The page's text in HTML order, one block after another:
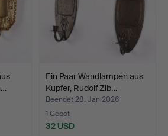
Ein Paar Wandlampen aus
Kupfer, Rudolf Zib…
Beendet 28. Jan 2026
1 Gebot
32 USD